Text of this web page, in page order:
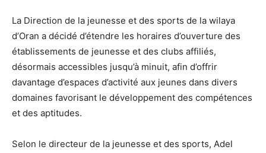
La Direction de la jeunesse et des sports de la wilaya
d’Oran a décidé d’étendre les horaires d’ouverture des
établissements de jeunesse et des clubs affiliés,
désormais accessibles jusqu’à minuit, afin d’offrir
davantage d’espaces d’activité aux jeunes dans divers
domaines favorisant le développement des compétences
et des aptitudes.
Selon le directeur de la jeunesse et des sports, Adel